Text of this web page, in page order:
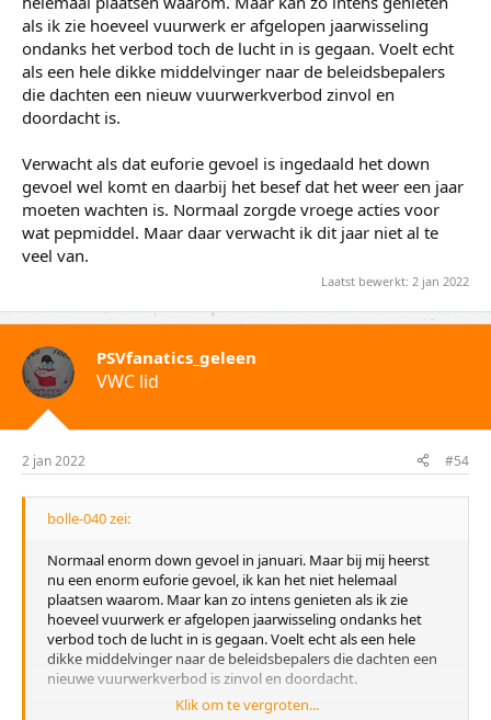
als ik zie hoeveel vuurwerk er afgelopen jaarwisseling
ondanks het verbod toch de lucht in is gegaan. Voelt echt
als een hele dikke middelvinger naar de beleidsbepalers
die dachten een nieuw vuurwerkverbod zinvol en
doordacht is.
Verwacht als dat euforie gevoel is ingedaald het down
gevoel wel komt en daarbij het besef dat het weer een jaar
moeten wachten is. Normaal zorgde vroege acties voor
wat pepmiddel. Maar daar verwacht ik dit jaar niet al te
veel van.
Laatst bewerkt: 2 jan 2022
PSVfanatics_geleen
VWC lid
2 jan 2022 #54
bolle-040 zei:
Normaal enorm down gevoel in januari. Maar bij mij heerst
nu een enorm euforie gevoel, ik kan het niet helemaal
plaatsen waarom. Maar kan zo intens genieten als ik zie
hoeveel vuurwerk er afgelopen jaarwisseling ondanks het
verbod toch de lucht in is gegaan. Voelt echt als een hele
dikke middelvinger naar de beleidsbepalers die dachten een
nieuwe vuurwerkverbod is zinvol en doordacht.
Klik om te vergroten...